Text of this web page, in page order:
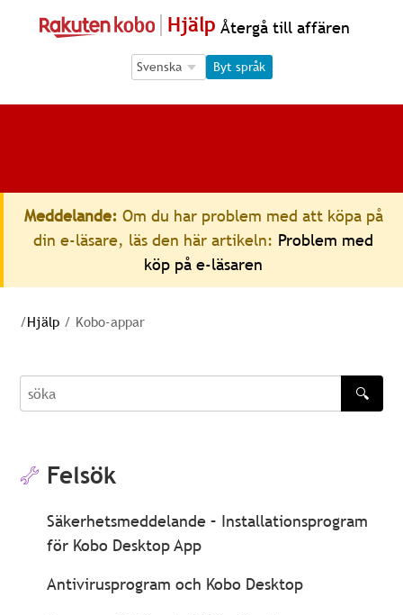
Hjälp Återgå till affären
Language Selection
Language Selection
Byt språk
Meddelande: Om du har problem med att köpa på
din e-läsare, läs den här artikeln: Problem med
köp på e-läsaren
/Hjälp / Kobo-appar
söka
🔍
Felsök
Säkerhetsmeddelande – Installationsprogram
för Kobo Desktop App
Antivirusprogram och Kobo Desktop